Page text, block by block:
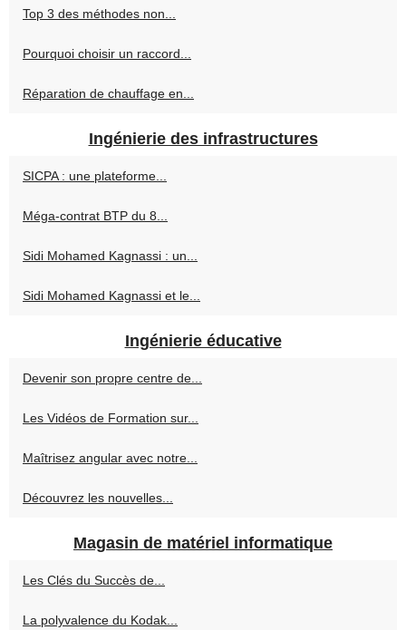
Top 3 des méthodes non...
Pourquoi choisir un raccord...
Réparation de chauffage en...
Ingénierie des infrastructures
SICPA : une plateforme...
Méga-contrat BTP du 8...
Sidi Mohamed Kagnassi : un...
Sidi Mohamed Kagnassi et le...
Ingénierie éducative
Devenir son propre centre de...
Les Vidéos de Formation sur...
Maîtrisez angular avec notre...
Découvrez les nouvelles...
Magasin de matériel informatique
Les Clés du Succès de...
La polyvalence du Kodak...